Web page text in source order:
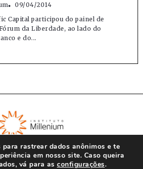
09/04/2014
Capital participou do painel de
da Liberdade, ao lado do
e do...
para rastrear dados anônimos e te
em nosso site. Caso queira
vá para as configurações.